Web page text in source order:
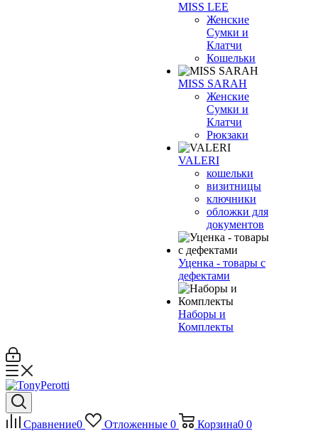
MISS LEE
Женские
Сумки и
Клатчи
Кошельки
MISS SARAH
Женские
Сумки и
Клатчи
Рюкзаки
VALERI
кошельки
визитницы
ключники
обложки для
документов
Уценка - товары с
дефектами
Наборы и
Комплекты
Сравнение0 Отложенные 0 Корзина0 0